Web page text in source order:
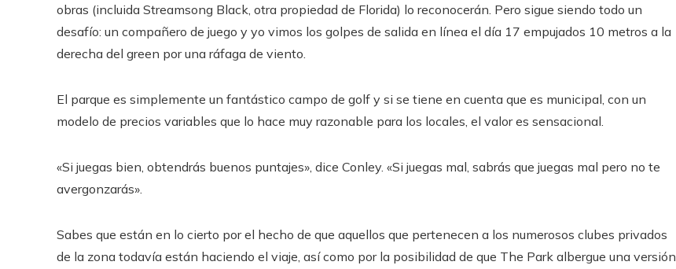
obras (incluida Streamsong Black, otra propiedad de Florida) lo reconocerán. Pero sigue siendo todo un
desafío: un compañero de juego y yo vimos los golpes de salida en línea el día 17 empujados 10 metros a la
derecha del green por una ráfaga de viento.
El parque es simplemente un fantástico campo de golf y si se tiene en cuenta que es municipal, con un
modelo de precios variables que lo hace muy razonable para los locales, el valor es sensacional.
«Si juegas bien, obtendrás buenos puntajes», dice Conley. «Si juegas mal, sabrás que juegas mal pero no te
avergonzarás».
Sabes que están en lo cierto por el hecho de que aquellos que pertenecen a los numerosos clubes privados
de la zona todavía están haciendo el viaje, así como por la posibilidad de que The Park albergue una versión